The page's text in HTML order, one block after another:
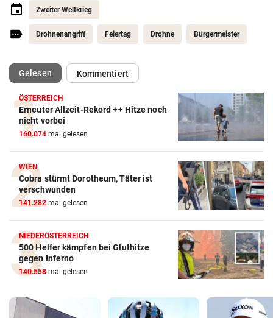
Zweiter Weltkrieg
Drohnenangriff Feiertag Drohne Bürgermeister
Gelesen(ausgewählt)Kommentiert
ÖSTERREICH
Erneuter Allzeit-Rekord ++ Hitze noch
nicht vorbei
160.074 mal gelesen
WIEN
Cobra stürmt Dorotheum, Täter ist
verschwunden
141.282 mal gelesen
NIEDERÖSTERREICH
500 Helfer kämpfen bei Gluthitze
gegen Inferno
140.558 mal gelesen